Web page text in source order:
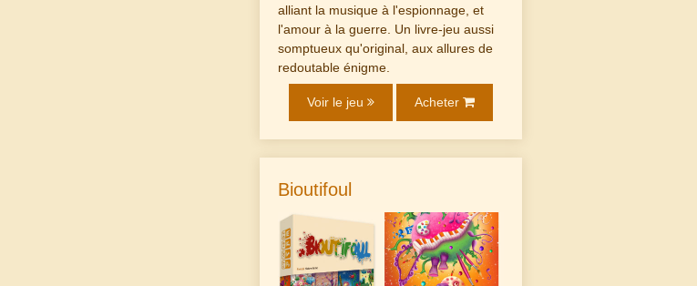
alliant la musique à l'espionnage, et
l'amour à la guerre. Un livre-jeu aussi
somptueux qu'original, aux allures de
redoutable énigme.
Voir le jeu Acheter
Bioutifoul